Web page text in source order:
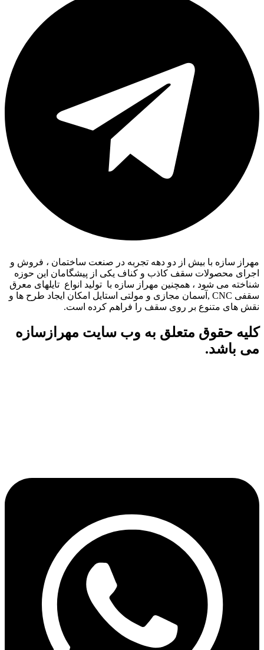
مهراز سازه با بیش از دو دهه تجربه در صنعت ساختمان ، فروش و
اجرای محصولات سقف کاذب و کناف یکی از پیشگامان این حوزه
شناخته می شود ، همچنین مهراز سازه با تولید انواع تایلهای معرق
سقفی CNC ,آسمان مجازی و مولتی استایل امکان ایجاد طرح ها و
نقش های متنوع بر روی سقف را فراهم کرده است.
کلیه حقوق متعلق به وب سایت مهرازسازه
می باشد.